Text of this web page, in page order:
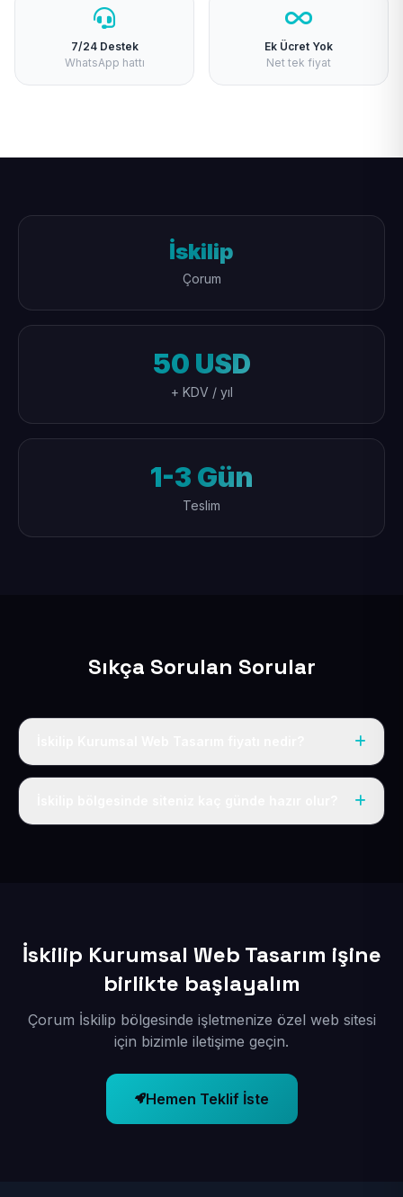
7/24 Destek
WhatsApp hattı
Ek Ücret Yok
Net tek fiyat
İskilip
Çorum
50 USD
+ KDV / yıl
1-3 Gün
Teslim
Sıkça Sorulan Sorular
Tek fiyat uygulanır: yıllık 50 USD + KDV. Bu bedele alan
İskilip Kurumsal Web Tasarım işine
birlikte başlayalım
Çorum İskilip bölgesinde işletmenize özel web sitesi
için bizimle iletişime geçin.
Hemen Teklif İste